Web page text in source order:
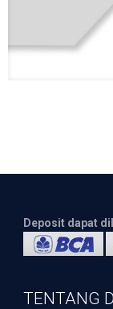
Deposit dapat
TENTANG